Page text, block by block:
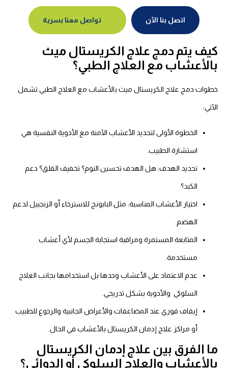
اتصل بنا الآن تواصل معنا بسرية
كيف يتم دمج علاج الكريستال ميث
بالأعشاب مع العلاج الطبي؟
خطوات دمج علاج الكريستال ميث بالأعشاب مع العلاج الطبي تشمل
الآتي:
الخطوة الأولى لتحديد الأعشاب الآمنة مع الأدوية النفسية هي
استشارة الطبيب.
تحديد الهدف: هل الهدف تحسين النوم؟ تخفيف القلق؟ دعم
الكبد؟
اختيار الأعشاب المناسبة: مثل البابونج للاسترخاء أو الزنجبيل لدعم
الهضم.
المتابعة المستمرة ومراقبة استجابة الجسم لأي أعشاب
مستخدمة.
عدم الاعتماد على الأعشاب وحدها بل استخدامها بجانب العلاج
السلوكي والأدوية بشكل تدريجي.
إيقاف فوري عند المضاعفات والأعراض الجانبية والرجوع للطبيب
أو مراكز علاج إدمان الكريستال بالأعشاب في الحال.
ما الفرق بين علاج إدمان الكريستال
بالأعشاب والعلاج السلوكي أو الدوائي؟